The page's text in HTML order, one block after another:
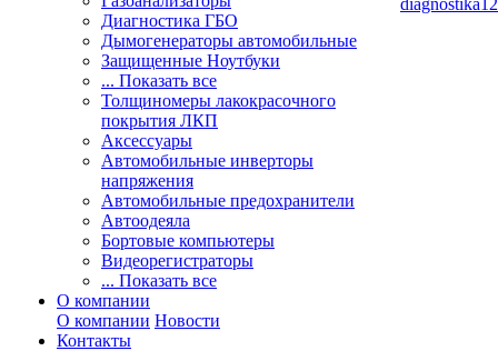
Диагностика ГБО
Дымогенераторы автомобильные
Защищенные Ноутбуки
... Показать все
Толщиномеры лакокрасочного
покрытия ЛКП
Аксессуары
Автомобильные инверторы
напряжения
Автомобильные предохранители
Автоодеяла
Бортовые компьютеры
Видеорегистраторы
... Показать все
О компании
О компании Новости
Контакты